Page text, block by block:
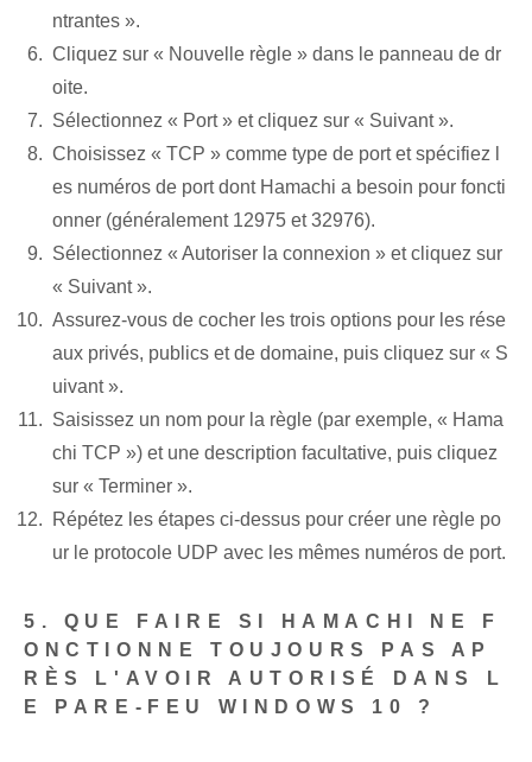
ntrantes ».
Cliquez sur « Nouvelle règle » dans le panneau de dr
oite.
Sélectionnez « Port » et cliquez sur « Suivant ».
Choisissez « TCP » comme type de port et spécifiez l
es numéros de port dont Hamachi a besoin pour foncti
onner (généralement 12975 et 32976).
Sélectionnez « Autoriser la connexion » et cliquez sur
« Suivant ».
Assurez-vous de cocher les trois options pour les rése
aux privés, publics et de domaine, puis cliquez sur « S
uivant ».
Saisissez un nom pour la règle (par exemple, « Hama
chi TCP ») et une description facultative, puis cliquez
sur « Terminer ».
Répétez les étapes ci-dessus pour créer une règle po
ur le protocole UDP avec les mêmes numéros de port.
5. QUE FAIRE SI HAMACHI NE F
ONCTIONNE TOUJOURS PAS AP
RÈS L'AVOIR AUTORISÉ DANS L
E PARE-FEU WINDOWS 10 ?